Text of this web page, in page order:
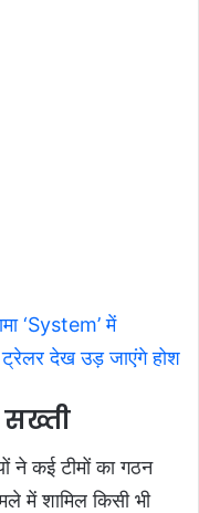
‘System’ में
देख उड़ जाएंगे होश
ने कई टीमों का गठन
में शामिल किसी भी